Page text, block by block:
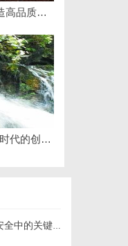
深度解析新明珠岩板官网：打造高品质岩板行业标杆平台
探索达巢Reco18：智能家居新时代的创新之作
作用与应用解析